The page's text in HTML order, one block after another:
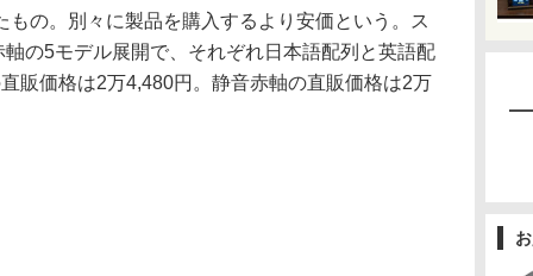
の。別々に製品を購入するより安価という。ス
の5モデル展開で、それぞれ日本語配列と英語配
販価格は2万4,480円。静音赤軸の直販価格は2万